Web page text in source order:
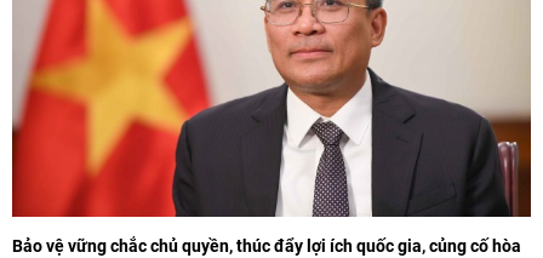
Bảo vệ vững chắc chủ quyền, thúc đẩy lợi ích quốc gia, củng cố hòa